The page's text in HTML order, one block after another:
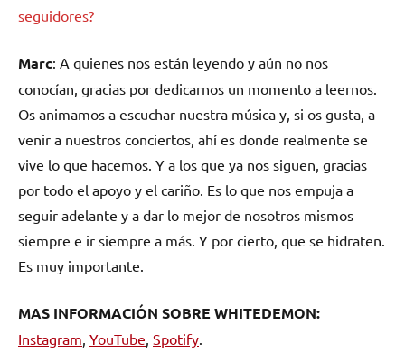
seguidores?
Marc: A quienes nos están leyendo y aún no nos
conocían, gracias por dedicarnos un momento a leernos.
Os animamos a escuchar nuestra música y, si os gusta, a
venir a nuestros conciertos, ahí es donde realmente se
vive lo que hacemos. Y a los que ya nos siguen, gracias
por todo el apoyo y el cariño. Es lo que nos empuja a
seguir adelante y a dar lo mejor de nosotros mismos
siempre e ir siempre a más. Y por cierto, que se hidraten.
Es muy importante.
MAS INFORMACIÓN SOBRE WHITEDEMON:
Instagram YouTube Spotify